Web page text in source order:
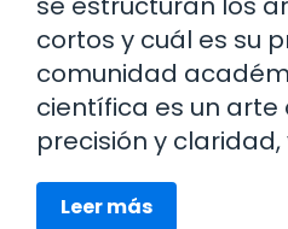
cortos y cuál es su
comunidad
científica es un arte
precisión y
Leer más